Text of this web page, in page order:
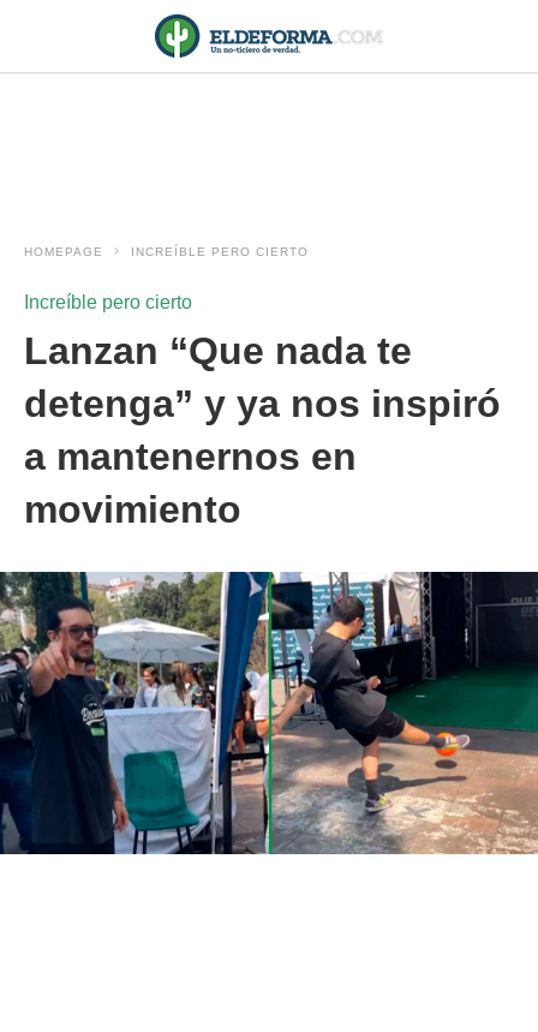
HOMEPAGE INCREÍBLE PERO CIERTO
Increíble pero cierto
Lanzan “Que nada te
detenga” y ya nos inspiró
a mantenernos en
movimiento